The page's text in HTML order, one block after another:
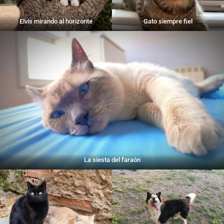
Elvis mirando al horizonte Gato siempre fiel
La siesta del faraón